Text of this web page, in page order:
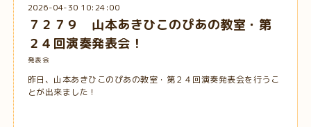
2026-04-30 10:24:00
７２７９ 山本あきひこのぴあの教室・第
２４回演奏発表会！
発表会
昨日、山本あきひこのぴあの教室・第２４回演奏発表会を行うこ
とが出来ました！